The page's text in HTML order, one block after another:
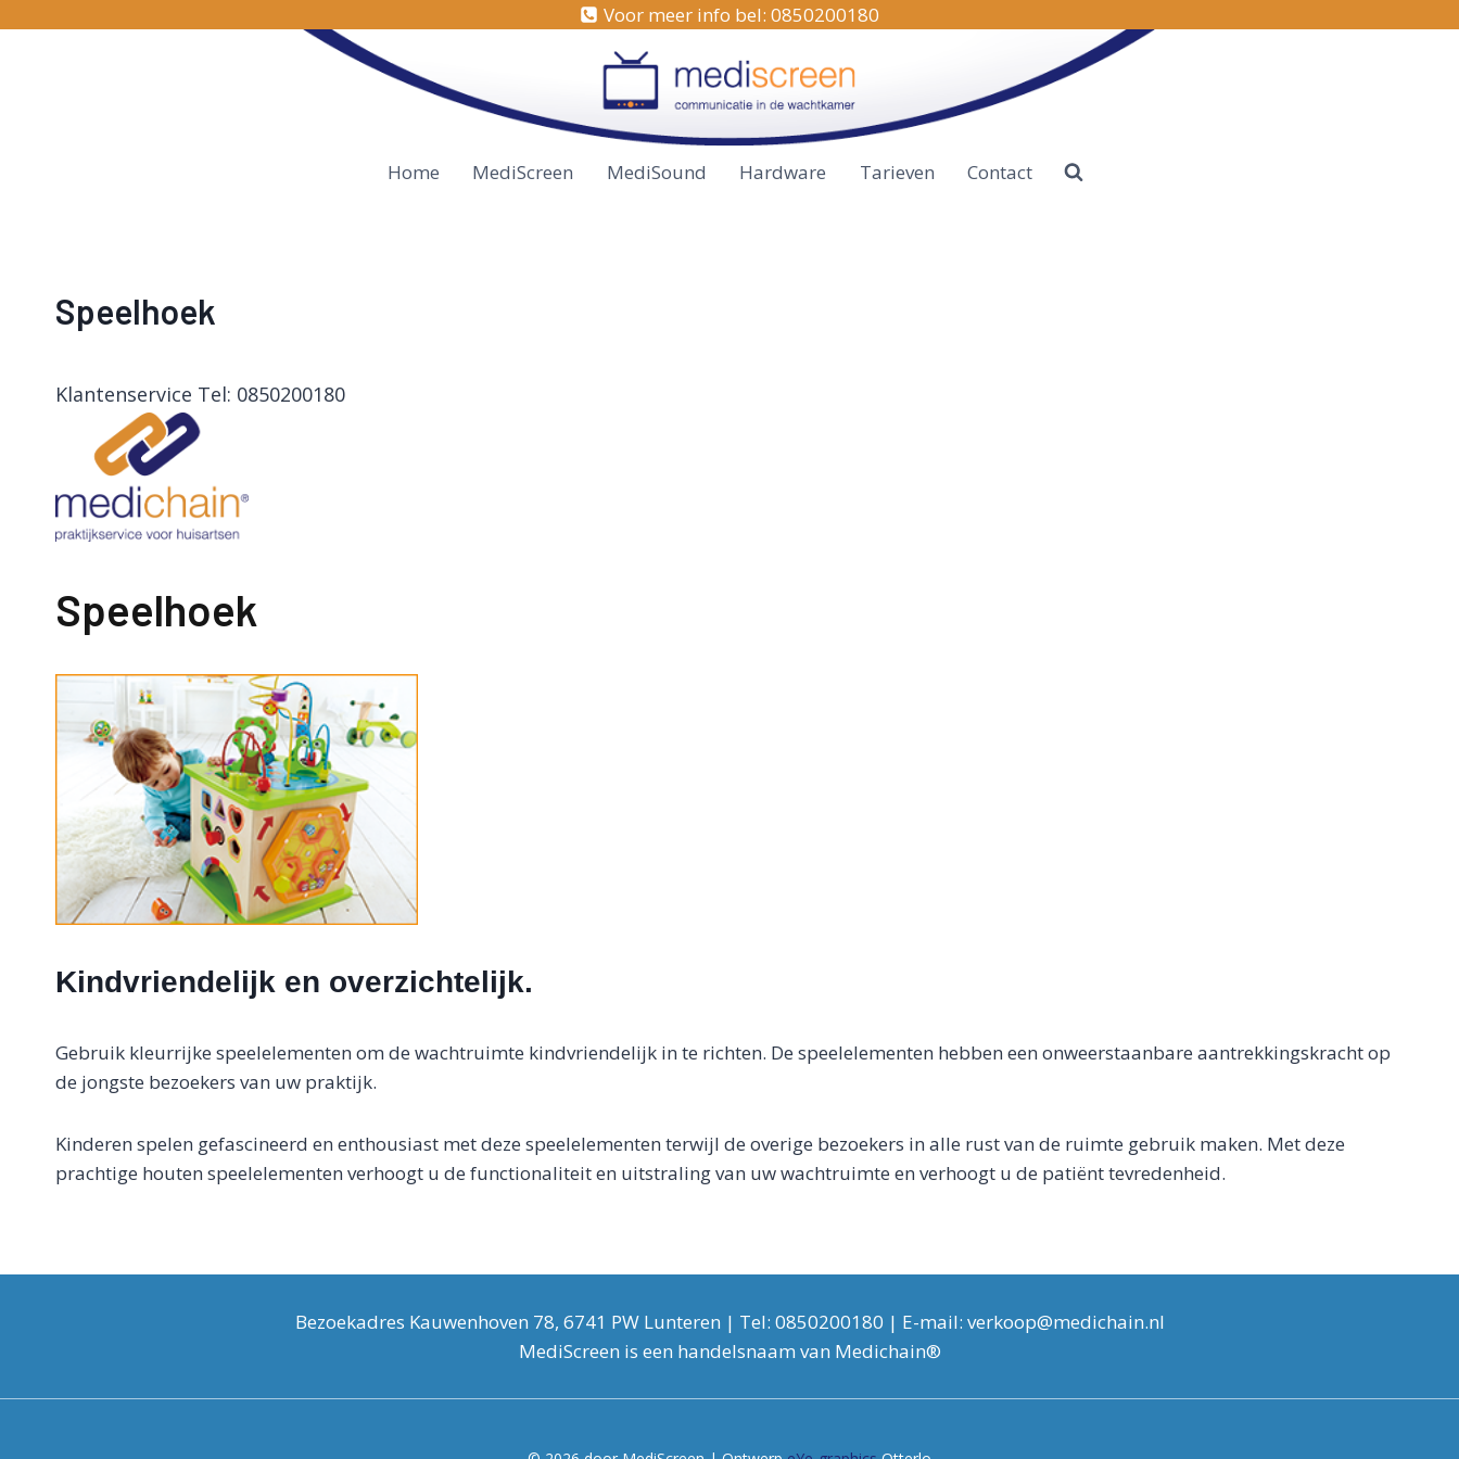
Voor meer info bel: 0850200180
Home MediScreen MediSound Hardware Tarieven Contact
Speelhoek
Klantenservice Tel: 0850200180
Speelhoek
Kindvriendelijk en overzichtelijk.
Gebruik kleurrijke speelelementen om de wachtruimte kindvriendelijk in te richten. De speelelementen hebben een onweerstaanbare aantrekkingskracht op
de jongste bezoekers van uw praktijk.
Kinderen spelen gefascineerd en enthousiast met deze speelelementen terwijl de overige bezoekers in alle rust van de ruimte gebruik maken. Met deze
prachtige houten speelelementen verhoogt u de functionaliteit en uitstraling van uw wachtruimte en verhoogt u de patiënt tevredenheid.
Bezoekadres Kauwenhoven 78, 6741 PW Lunteren | Tel: 0850200180 | E- mail : verkoop@medichain.nl
MediScreen is een handelsnaam van Medichain®